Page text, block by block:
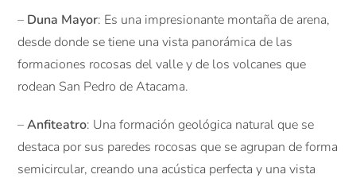
– Duna Mayor: Es una impresionante montaña de arena,
desde donde se tiene una vista panorámica de las
formaciones rocosas del valle y de los volcanes que
rodean San Pedro de Atacama.
–Anfiteatro: Una formación geológica natural que se
destaca por sus paredes rocosas que se agrupan de forma
semicircular, creando una acústica perfecta y una vista